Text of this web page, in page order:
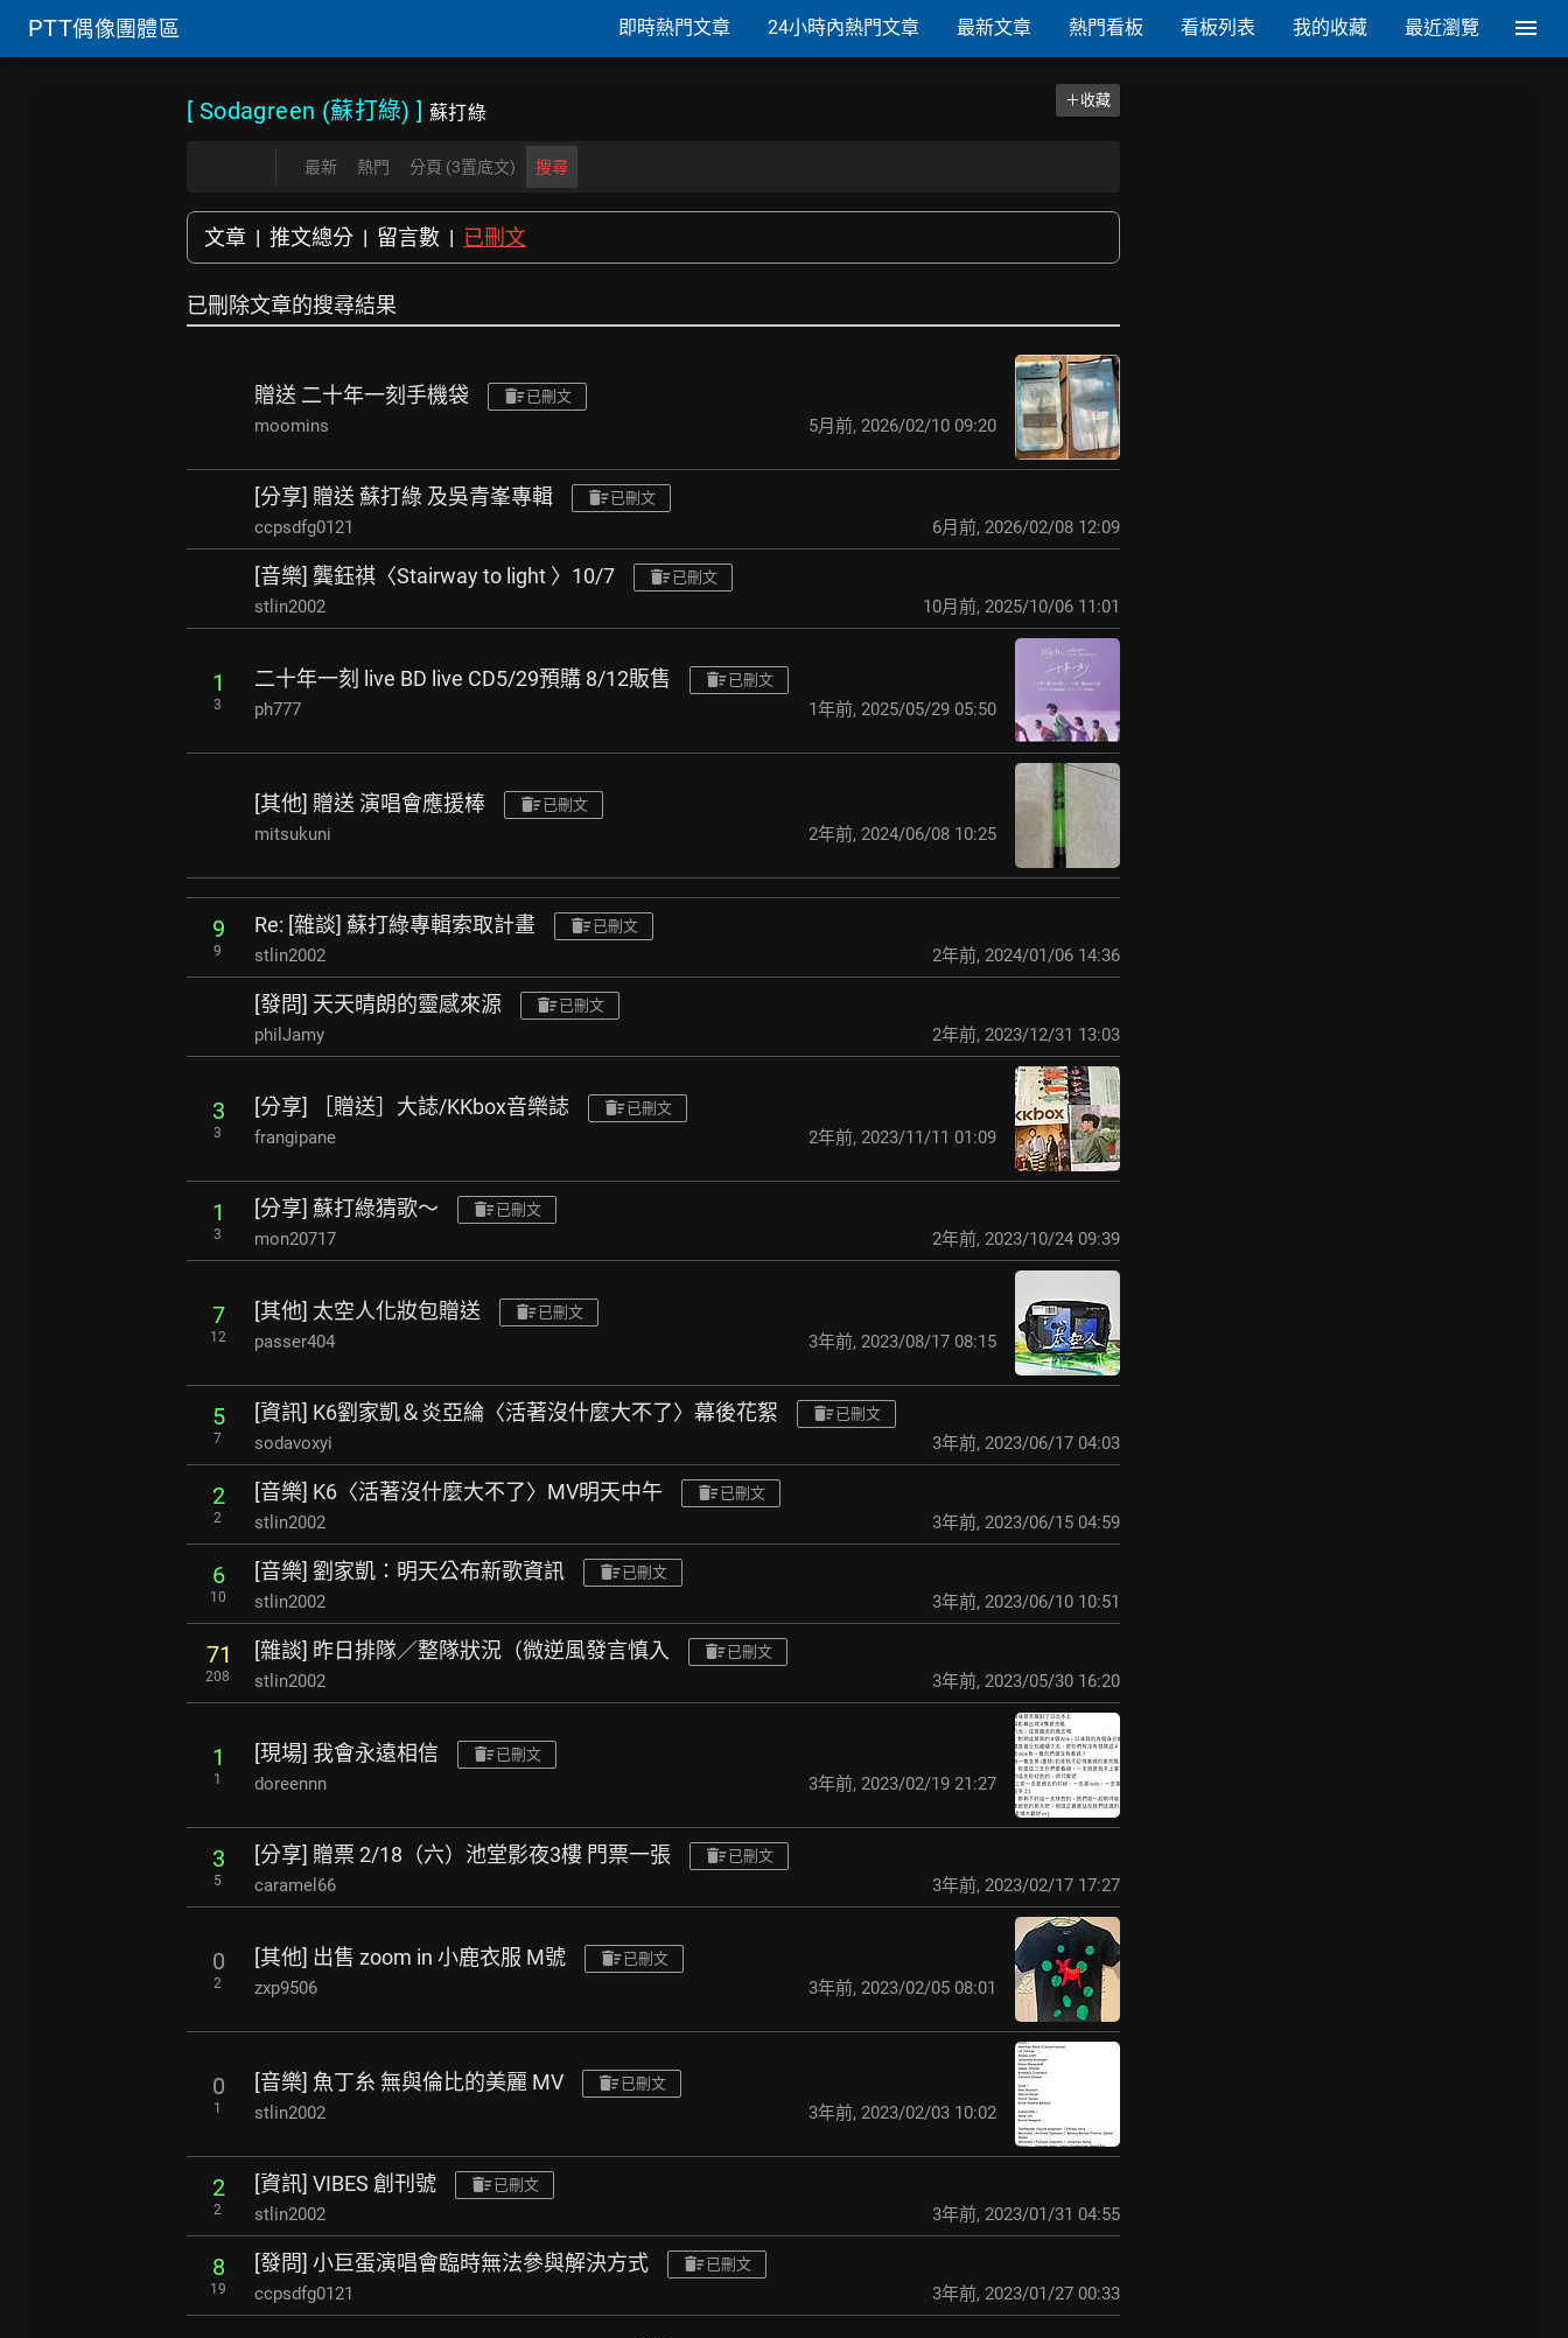
PTT偶像團體區 即時熱門文章 24小時內熱門文章 最新文章 熱門看板 看板列表 我的收藏 最近瀏覽
[ Sodagreen (蘇打綠) ]蘇打綠
＋收藏
最新 熱門 分頁 (3置底文) 搜尋
文章 | 推文總分 | 留言數 | 已刪文
已刪除文章的搜尋結果
贈送 二十年一刻手機袋 已刪文
moomins 5月前, 2026/02/10 09:20
[分享] 贈送 蘇打綠 及吳青峯專輯 已刪文
ccpsdfg0121 6月前, 2026/02/08 12:09
[音樂] 龔鈺祺〈Stairway to light 〉10/7 已刪文
stlin2002 10月前, 2025/10/06 11:01
1
3
二十年一刻 live BD live CD5/29預購 8/12販售 已刪文
ph777 1年前, 2025/05/29 05:50
[其他] 贈送 演唱會應援棒 已刪文
mitsukuni 2年前, 2024/06/08 10:25
9
9
Re: [雜談] 蘇打綠專輯索取計畫 已刪文
stlin2002 2年前, 2024/01/06 14:36
[發問] 天天晴朗的靈感來源 已刪文
philJamy 2年前, 2023/12/31 13:03
3
3
[分享] ［贈送］大誌/KKbox音樂誌 已刪文
frangipane 2年前, 2023/11/11 01:09
1
3
[分享] 蘇打綠猜歌～ 已刪文
mon20717 2年前, 2023/10/24 09:39
7
12
[其他] 太空人化妝包贈送 已刪文
passer404 3年前, 2023/08/17 08:15
5
7
[資訊] K6劉家凱＆炎亞綸〈活著沒什麼大不了〉幕後花絮 已刪文
sodavoxyi 3年前, 2023/06/17 04:03
2
2
[音樂] K6〈活著沒什麼大不了〉MV明天中午 已刪文
stlin2002 3年前, 2023/06/15 04:59
6
10
[音樂] 劉家凱：明天公布新歌資訊 已刪文
stlin2002 3年前, 2023/06/10 10:51
71
208
[雜談] 昨日排隊／整隊狀況（微逆風發言慎入 已刪文
stlin2002 3年前, 2023/05/30 16:20
1
1
[現場] 我會永遠相信 已刪文
doreennn 3年前, 2023/02/19 21:27
3
5
[分享] 贈票 2/18（六）池堂影夜3樓 門票一張 已刪文
caramel66 3年前, 2023/02/17 17:27
0
2
[其他] 出售 zoom in 小鹿衣服 M號 已刪文
zxp9506 3年前, 2023/02/05 08:01
0
1
[音樂] 魚丁糸 無與倫比的美麗 MV 已刪文
stlin2002 3年前, 2023/02/03 10:02
2
2
[資訊] VIBES 創刊號 已刪文
stlin2002 3年前, 2023/01/31 04:55
8
19
[發問] 小巨蛋演唱會臨時無法參與解決方式 已刪文
ccpsdfg0121 3年前, 2023/01/27 00:33